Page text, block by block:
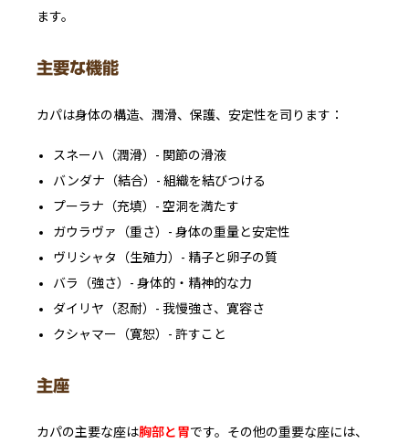
ます。
主要な機能
カパは身体の構造、潤滑、保護、安定性を司ります：
スネーハ（潤滑）- 関節の滑液
バンダナ（結合）- 組織を結びつける
プーラナ（充填）- 空洞を満たす
ガウラヴァ（重さ）- 身体の重量と安定性
ヴリシャタ（生殖力）- 精子と卵子の質
バラ（強さ）- 身体的・精神的な力
ダイリヤ（忍耐）- 我慢強さ、寛容さ
クシャマー（寛恕）- 許すこと
主座
カパの主要な座は胸部と胃です。その他の重要な座には、